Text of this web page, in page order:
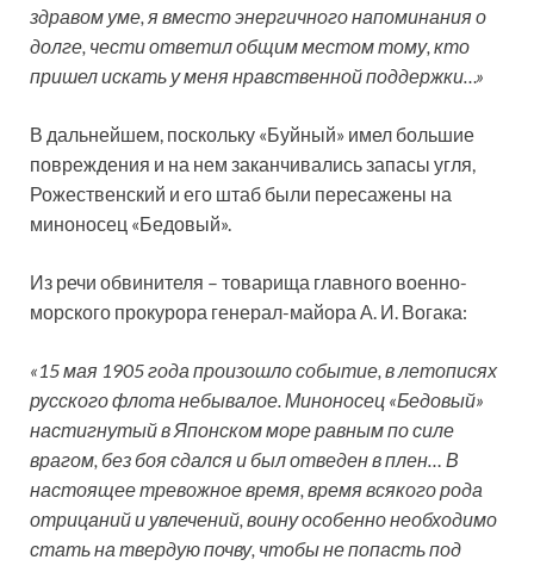
здравом уме, я вместо энергичного напоминания о
долге, чести ответил общим местом тому, кто
пришел искать у меня нравственной поддержки…»
В дальнейшем, поскольку «Буйный» имел большие
повреждения и на нем заканчивались запасы угля,
Рожественский и его штаб были пересажены на
миноносец «Бедовый».
Из речи обвинителя – товарища главного военно-
морского прокурора генерал-майора А. И. Вогака:
«15 мая 1905 года произошло событие, в летописях
русского флота небывалое. Миноносец «Бедовый»
настигнутый в Японском море равным по силе
врагом, без боя сдался и был отведен в плен… В
настоящее тревожное время, время всякого рода
отрицаний и увлечений, воину особенно необходимо
стать на твердую почву, чтобы не попасть под